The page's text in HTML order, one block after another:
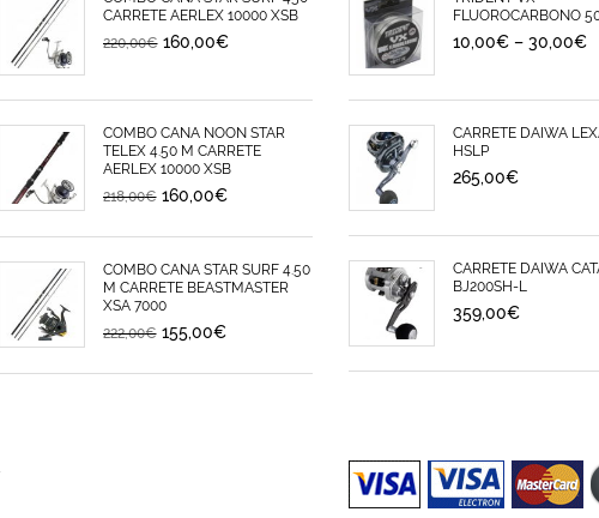
CARRETE AERLEX 10000 XSB
220,00€ 160,00€
COMBO CAÑA NOON STAR
TELEX 4.50 M CARRETE
AERLEX 10000 XSB
218,00€ 160,00€
COMBO CAÑA STAR SURF 4.50
M CARRETE BEASTMASTER
XSA 7000
222,00€ 155,00€
FLUOROCARBONO
10,00€ – 30,00€
CARRETE DAIWA
HSLP
265,00€
CARRETE DAIWA
BJ200SH-L
359,00€